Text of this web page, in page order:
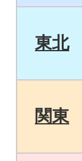
東北
関東